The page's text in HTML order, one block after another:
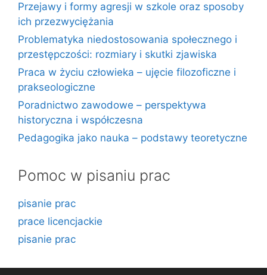
Przejawy i formy agresji w szkole oraz sposoby
ich przezwyciężania
Problematyka niedostosowania społecznego i
przestępczości: rozmiary i skutki zjawiska
Praca w życiu człowieka – ujęcie filozoficzne i
prakseologiczne
Poradnictwo zawodowe – perspektywa
historyczna i współczesna
Pedagogika jako nauka – podstawy teoretyczne
Pomoc w pisaniu prac
pisanie prac
prace licencjackie
pisanie prac